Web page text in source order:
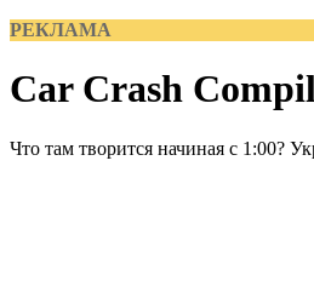
РЕКЛАМА
Car Crash
Что там творится начиная с 1:00?